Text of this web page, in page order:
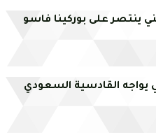
ينتصر على بوركينا فاسو
يواجه القادسية السعودي